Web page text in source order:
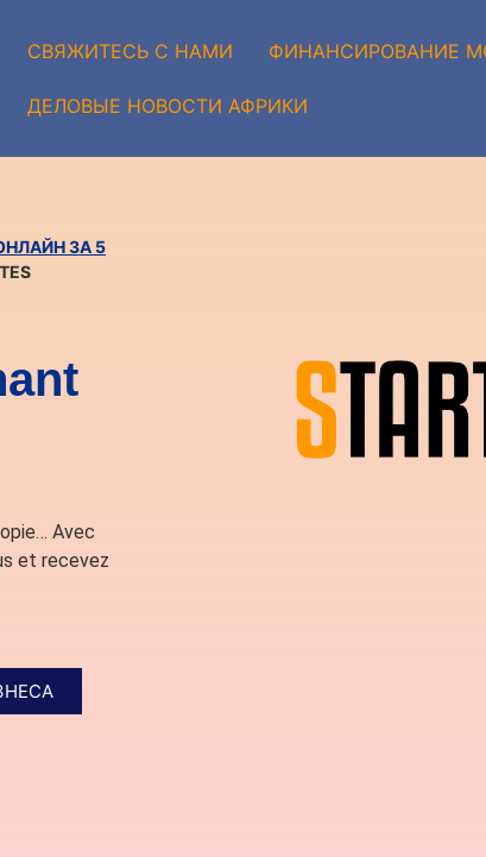
СВЯЖИТЕСЬ С НАМИ ФИНАНСИРОВАНИЕ
ДЕЛОВЫЕ НОВОСТИ АФРИКИ
ЗА 5
Avec
et recevez